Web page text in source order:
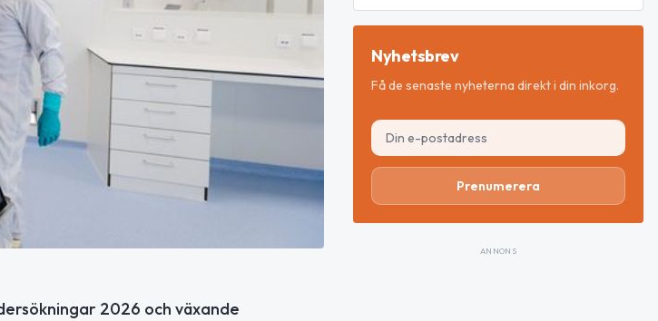
2026 och växande
Nyhetsbrev
Få de senaste nyheterna direkt i din inkorg.
Prenumerera
ANNONS